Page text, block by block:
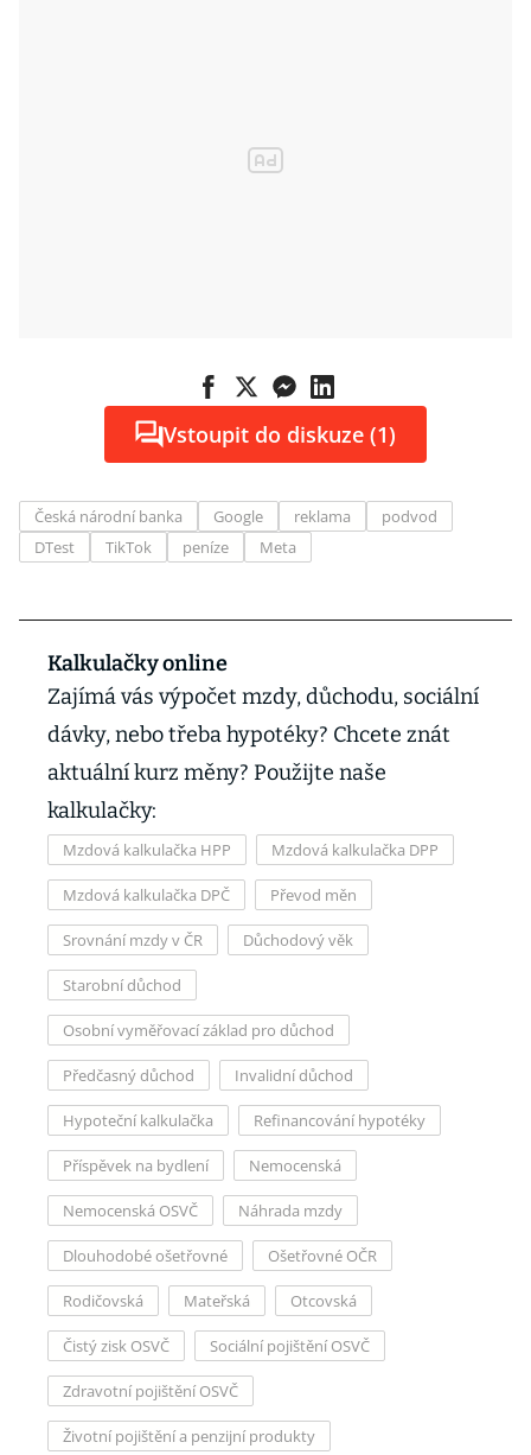
Vstoupit do diskuze (1)
Česká národní banka Google reklama
podvod
DTest
TikTok peníze Meta
Kalkulačky online
Zajímá vás výpočet mzdy, důchodu, sociální
dávky, nebo třeba hypotéky? Chcete znát
aktuální kurz měny? Použijte naše
kalkulačky:
Mzdová kalkulačka HPP Mzdová kalkulačka DPP
Mzdová kalkulačka DPČ Převod měn
Srovnání mzdy v ČR Důchodový věk
Starobní důchod
Osobní vyměřovací základ pro důchod
Předčasný důchod Invalidní důchod
Hypoteční kalkulačka Refinancování hypotéky
Příspěvek na bydlení Nemocenská
Nemocenská OSVČ Náhrada mzdy
Dlouhodobé ošetřovné Ošetřovné OČR
Rodičovská Mateřská Otcovská
Čistý zisk OSVČ Sociální pojištění OSVČ
Zdravotní pojištění OSVČ
Životní pojištění a penzijní produkty